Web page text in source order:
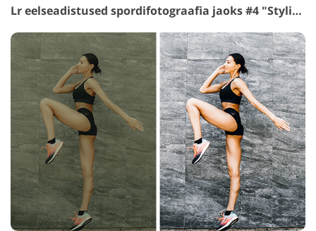
Lr eelseadistused spordifotograafia jaoks #4 "Stylish"